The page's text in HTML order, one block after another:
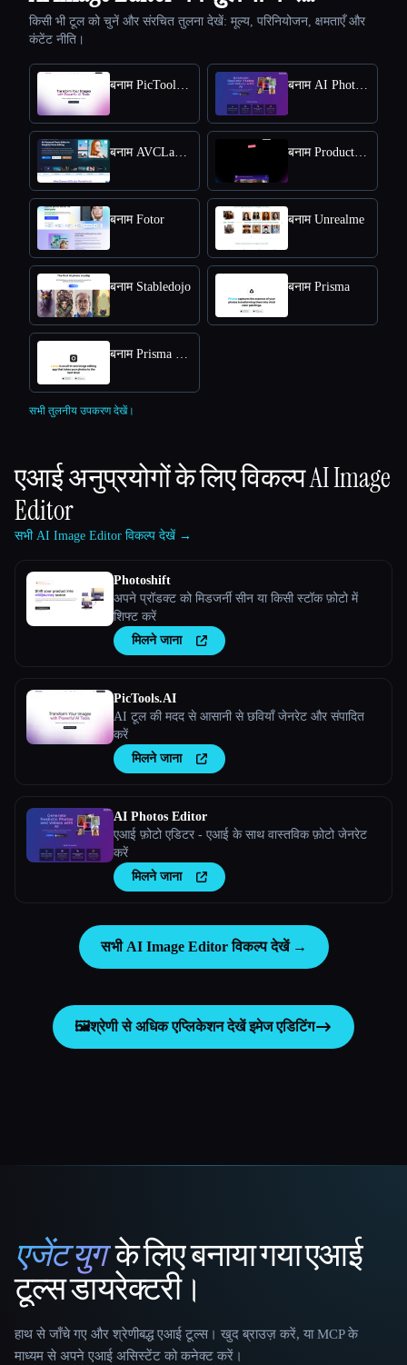
किसी भी टूल को चुनें और संरचित तुलना देखें: मूल्य, परिनियोजन, क्षमताएँ और
कंटेंट नीति।
बनाम PicTools.AI बनाम AI Photos Editor
बनाम AVCLabs PhotoPro AI बनाम ProductScope AI
बनाम Fotor बनाम Unrealme
बनाम Stabledojo बनाम Prisma
बनाम Prisma Lensa
सभी तुलनीय उपकरण देखें।
एआई अनुप्रयोगों के लिए विकल्पAI Image
Editor
सभी AI Image Editor विकल्प देखें →
Photoshift
अपने प्रॉडक्ट को मिडजर्नी सीन या किसी स्टॉक फ़ोटो में
शिफ्ट करें
मिलने जाना
PicTools.AI
AI टूल की मदद से आसानी से छवियाँ जेनरेट और संपादित
करें
मिलने जाना
AI Photos Editor
एआई फ़ोटो एडिटर - एआई के साथ वास्तविक फ़ोटो जेनरेट
करें
मिलने जाना
सभी AI Image Editor विकल्प देखें →
🖼️श्रेणी से अधिक एप्लिकेशन देखेंइमेज एडिटिंग
That AI Collection
एजेंट युगके लिए बनाया गया एआई
टूल्स डायरेक्टरी।
हाथ से जाँचे गए और श्रेणीबद्ध एआई टूल्स। खुद ब्राउज़ करें, या MCP के
माध्यम से अपने एआई असिस्टेंट को कनेक्ट करें।